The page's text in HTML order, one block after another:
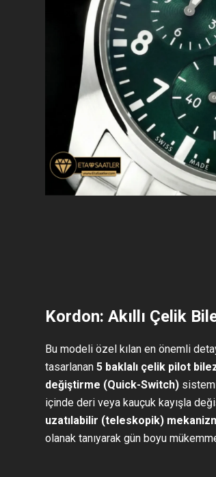
Kordon: Akıllı Çelik
Bu modeli özel kılan en önemli
tasarlanan 5 baklalı çelik pilot
değiştirme (Quick-Switch)
içinde deri veya kauçuk kayışla
uzatılabilir (teleskopik)
olanak tanıyarak gün boyu